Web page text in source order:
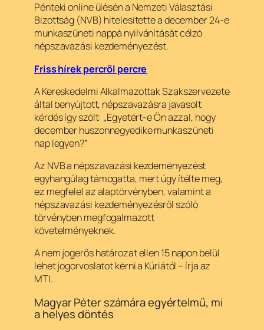
Pénteki online ülésén a Nemzeti Választási
Bizottság (NVB) hitelesítette a december 24-e
munkaszüneti nappá nyilvánítását célzó
népszavazási kezdeményezést.
Friss hírek percről percre
A Kereskedelmi Alkalmazottak Szakszervezete
által benyújtott, népszavazásra javasolt
kérdés így szólt: „Egyetért-e Ön azzal, hogy
december huszonnegyedike munkaszüneti
nap legyen?”
Az NVB a népszavazási kezdeményezést
egyhangúlag támogatta, mert úgy ítélte meg,
ez megfelel az alaptörvényben, valamint a
népszavazási kezdeményezésről szóló
törvényben megfogalmazott
követelményeknek.
A nem jogerős határozat ellen 15 napon belül
lehet jogorvoslatot kérni a Kúriától – írja az
MTI.
Magyar Péter számára egyértelmű, mi
a helyes döntés